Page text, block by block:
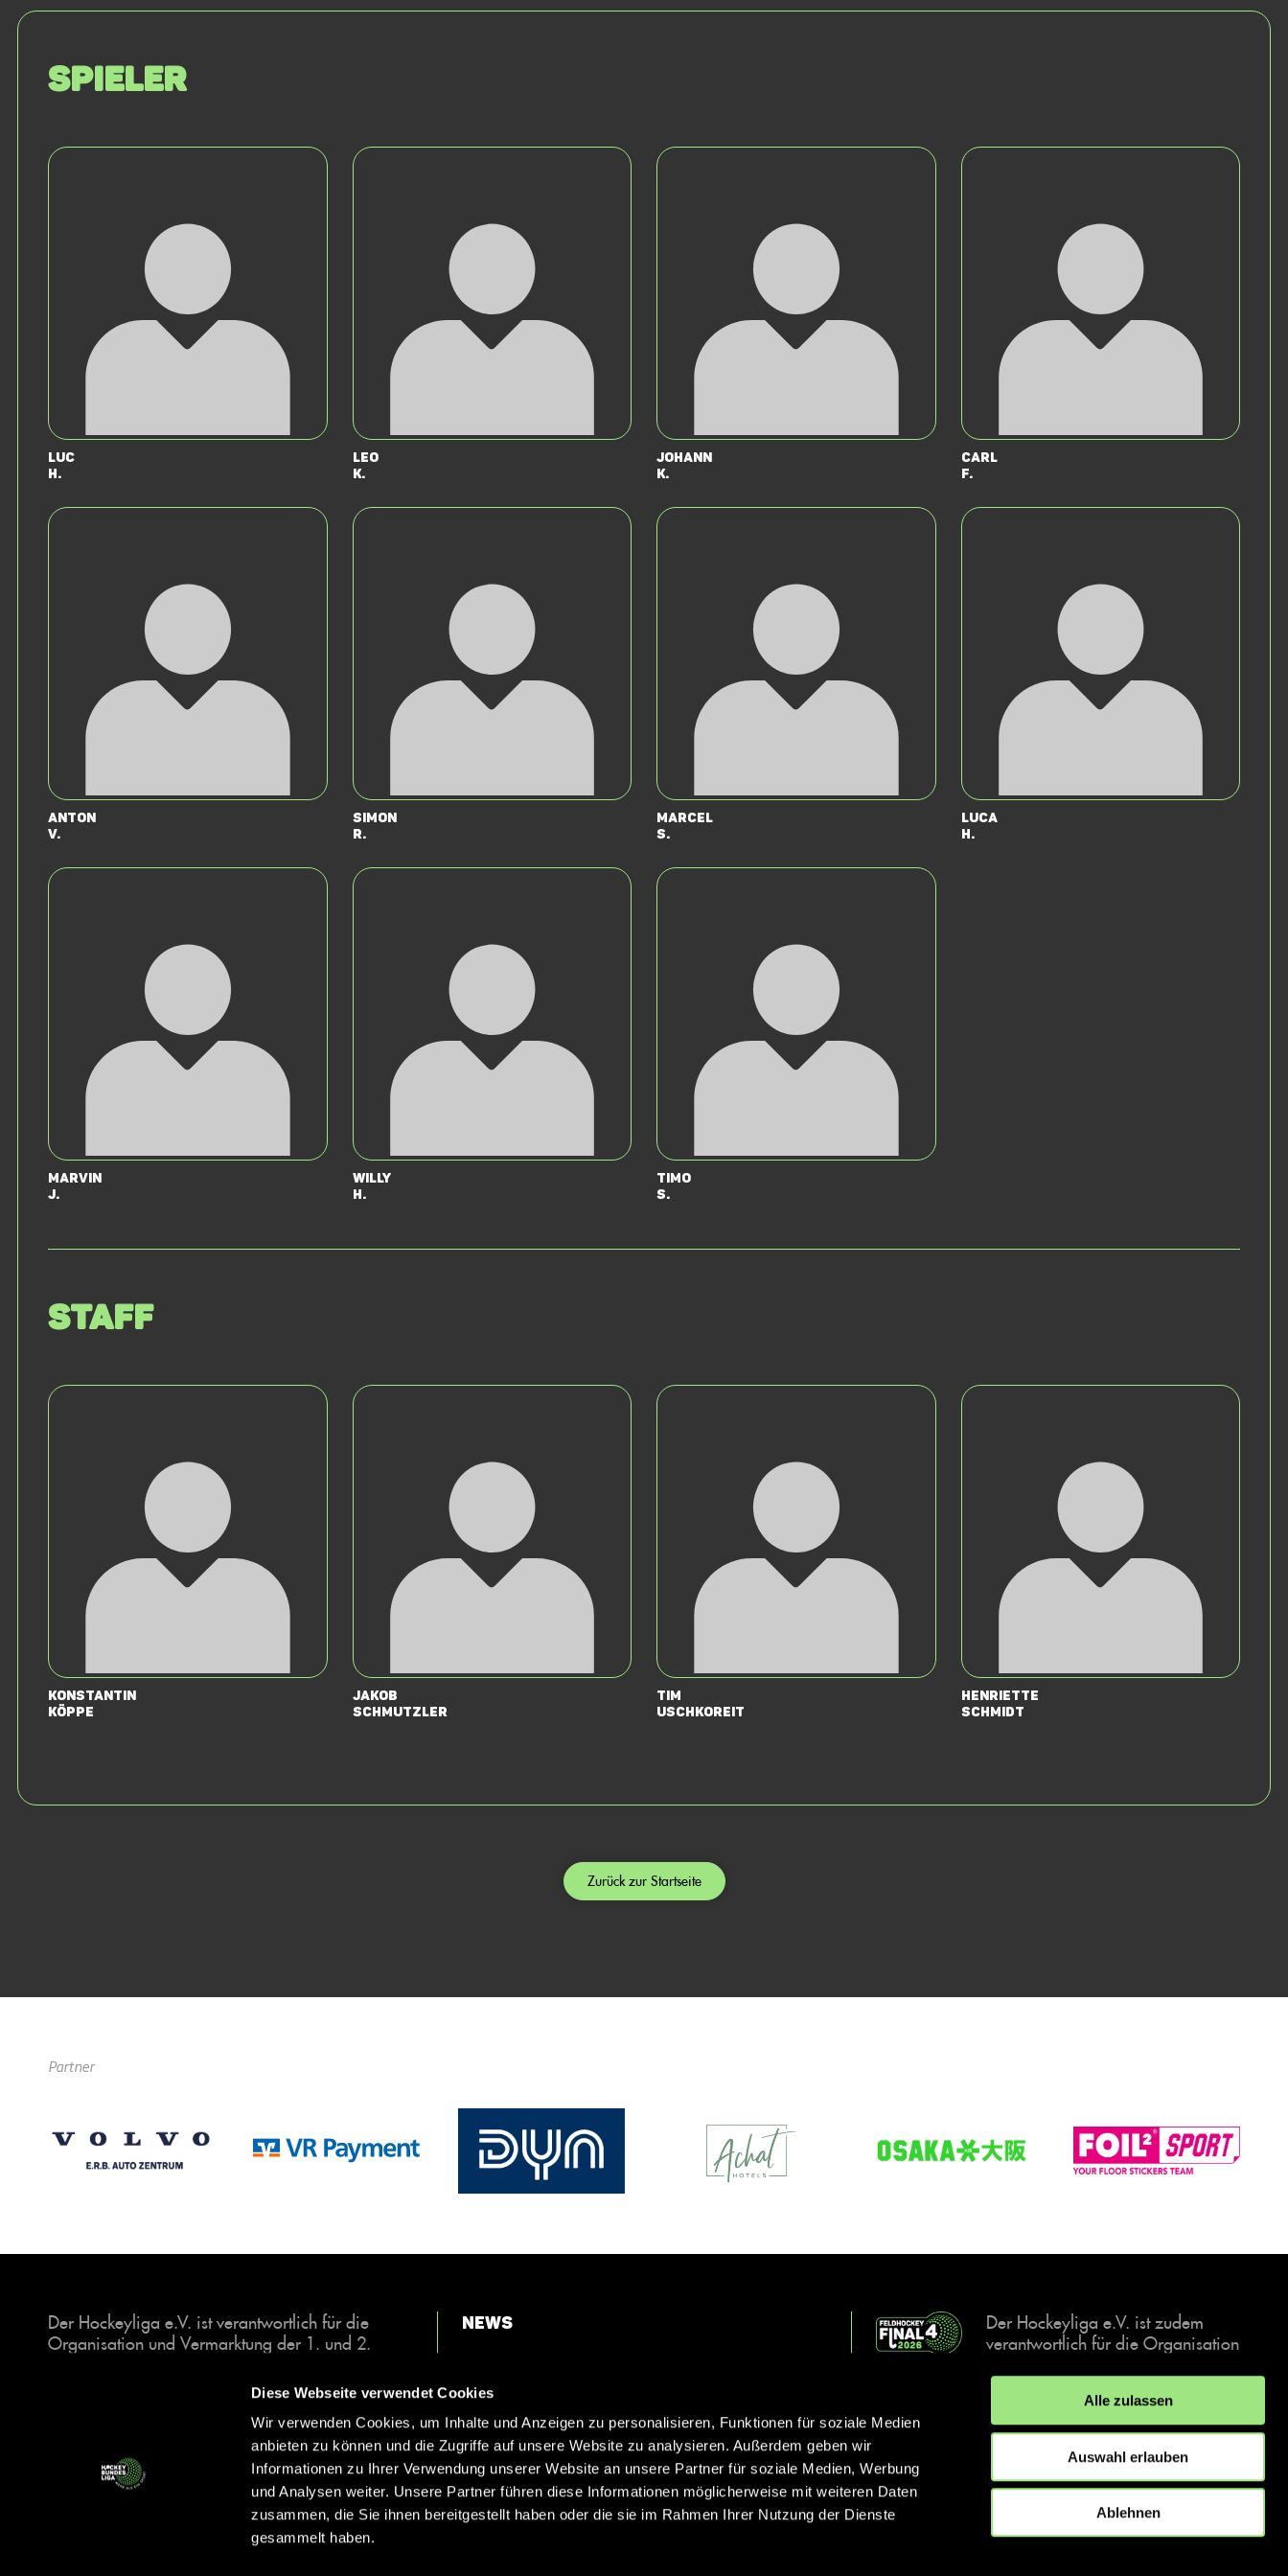
Diese Webseite verwendet Cookies
Wir verwenden Cookies, um Inhalte und Anzeigen zu personalisieren, Funktionen für soziale Medien
anbieten zu können und die Zugriffe auf unsere Website zu analysieren. Außerdem geben wir
Informationen zu Ihrer Verwendung unserer Website an unsere Partner für soziale Medien, Werbung
und Analysen weiter. Unsere Partner führen diese Informationen möglicherweise mit weiteren Daten
zusammen, die Sie ihnen bereitgestellt haben oder die sie im Rahmen Ihrer Nutzung der Dienste
gesammelt haben.
Alle zulassen
Auswahl erlauben
Ablehnen
Spieler
Luc
H.
Leo
K.
Johann
K.
Carl
F.
Anton
v.
Simon
R.
Marcel
S.
Luca
H.
Marvin
J.
Willy
H.
Timo
S.
Staff
Konstantin
Köppe
Jakob
Schmutzler
Tim
Uschkoreit
Henriette
Schmidt
Zurück zur Startseite
Partner
Der Hockeyliga e.V. ist verantwortlich für die
Organisation und Vermarktung der 1. und 2.
Halle. Insgesamt sind über 60 Vereine unter dem
Dach der Hockeyliga organisiert, sowohl im
Herren als auch im Damen Bereich.
News
Kontakt
Der Hockeyliga e.V. ist zudem
verantwortlich für die Organisation
Events, der deutschen Hockey-
Meisterschaften.
IMPRESSUM DATENSCHUTZERKLÄRUNG
© 2026 hockey.de